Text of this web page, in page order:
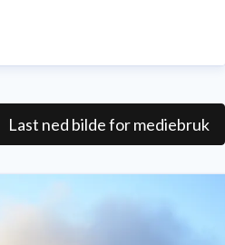
Last ned bilde for mediebruk